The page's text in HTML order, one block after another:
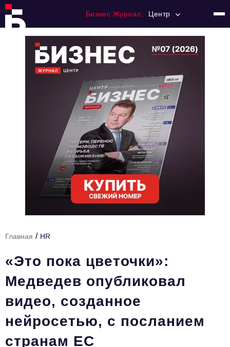
Бизнес Журнал: Центр
Регулирование
Премия "Тульский Бизнес"
История тульского предпринимательства
Тема номера
HR
Персона номера
Инфраструктура развития
Технологии и тренды
Главная / HR
«Это пока цветочки»:
Медведев опубликовал
видео, созданное
нейросетью, с посланием
странам ЕС